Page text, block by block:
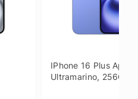
IPhone 16 Plus Apple
Ultramarino, 256GB